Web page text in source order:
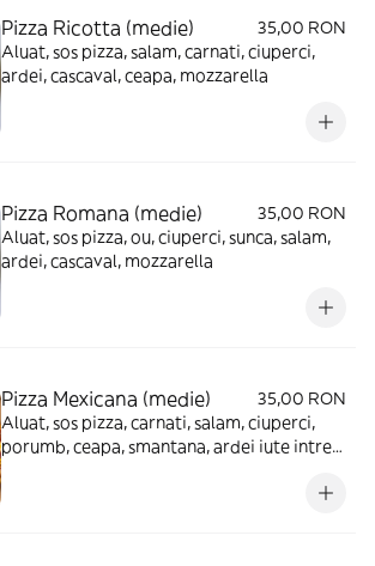
Pizza Ricotta (medie)
35,00 RON
Aluat, sos pizza, salam, carnati, ciuperci,
ardei, cascaval, ceapa, mozzarella
Pizza Romana (medie)
35,00 RON
Aluat, sos pizza, ou, ciuperci, sunca, salam,
ardei, cascaval, mozzarella
Pizza Mexicana (medie)
35,00 RON
Aluat, sos pizza, carnati, salam, ciuperci,
porumb, ceapa, smantana, ardei iute intreg,